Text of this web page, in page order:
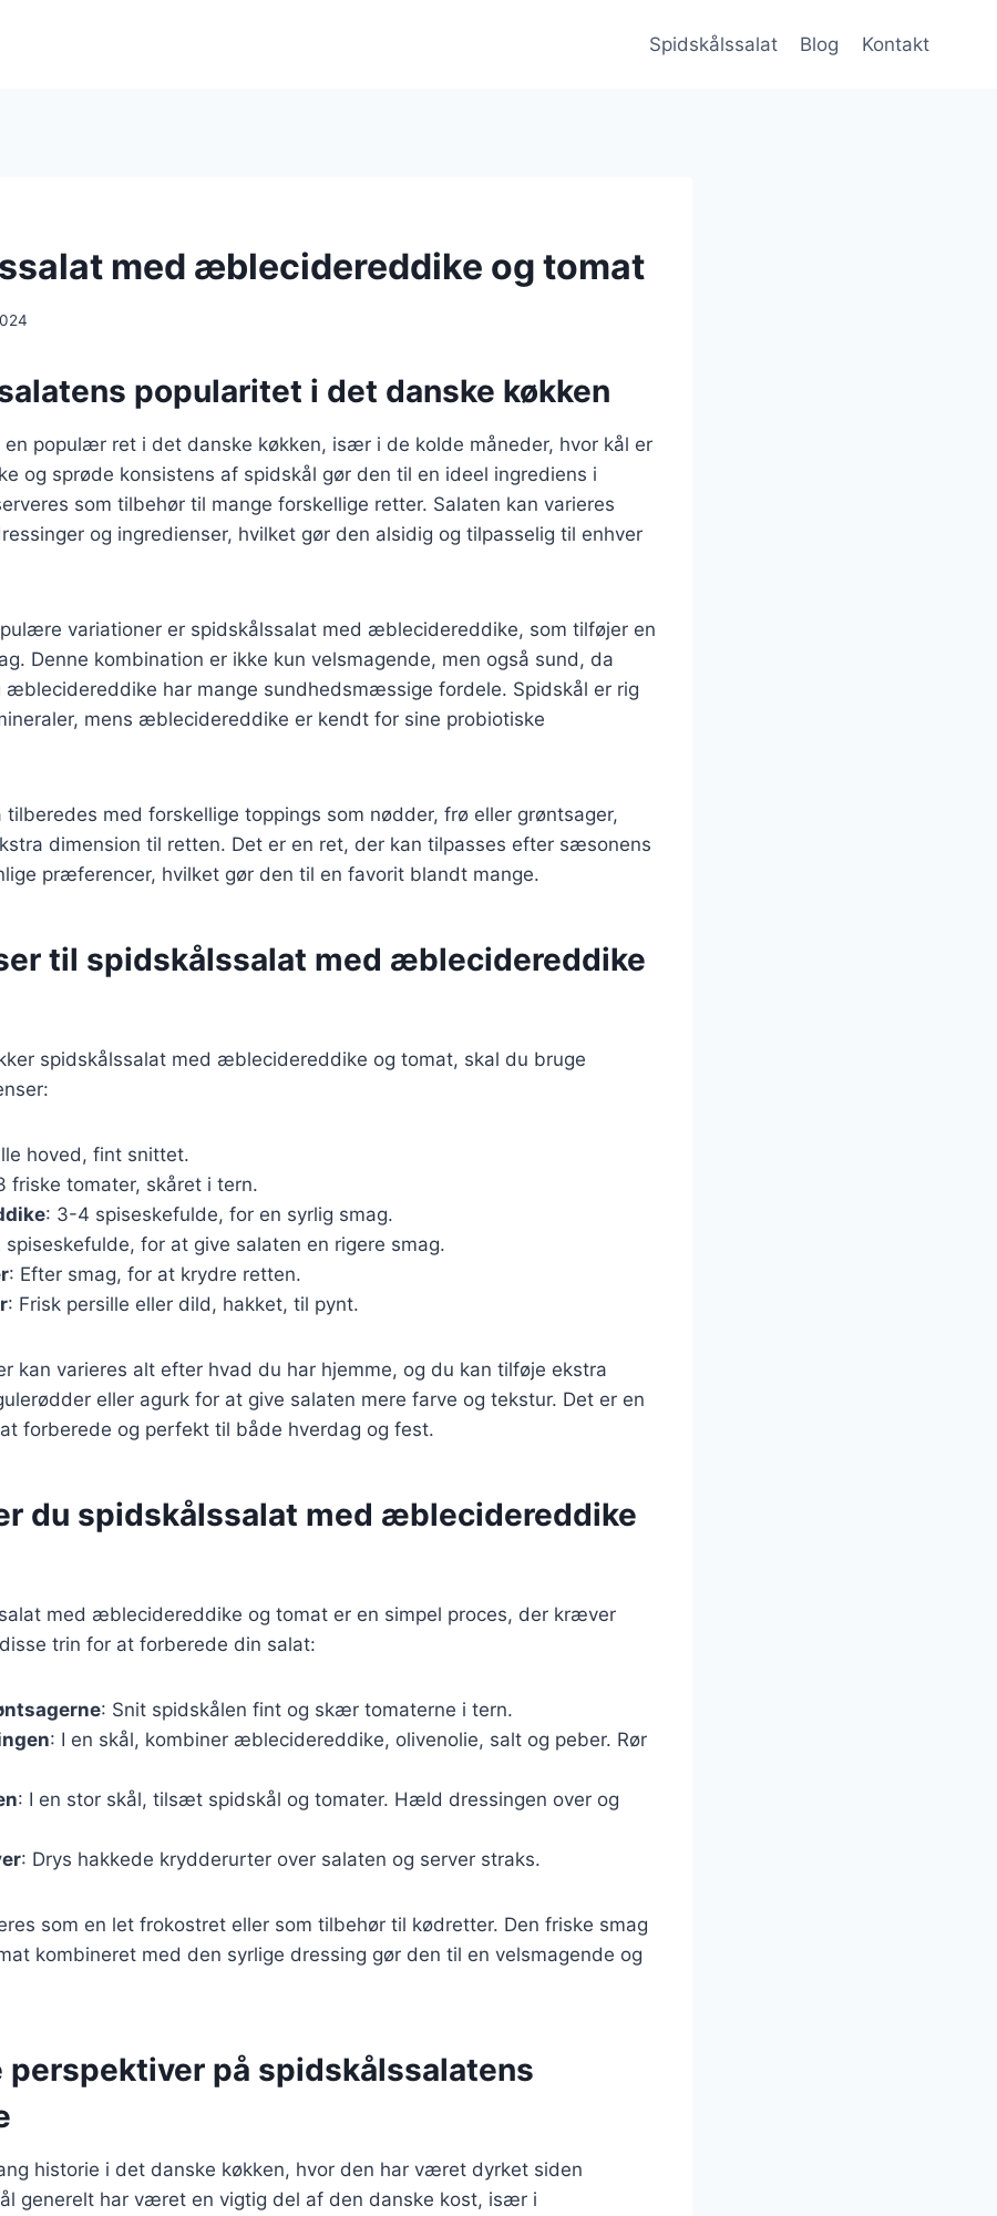
Spidskålssalat Blog Kontakt
med æblecidereddike og tomat
popularitet i det danske køkken
en populær ret i det danske køkken, især i de kolde måneder, hvor kål er
og sprøde konsistens af spidskål gør den til en ideel ingrediens i
som tilbehør til mange forskellige retter. Salaten kan varieres
og ingredienser, hvilket gør den alsidig og tilpasselig til enhver
variationer er spidskålssalat med æblecidereddike, som tilføjer en
Denne kombination er ikke kun velsmagende, men også sund, da
æblecidereddike har mange sundhedsmæssige fordele. Spidskål er rig
mens æblecidereddike er kendt for sine probiotiske
tilberedes med forskellige toppings som nødder, frø eller grøntsager,
dimension til retten. Det er en ret, der kan tilpasses efter sæsonens
præferencer, hvilket gør den til en favorit blandt mange.
til spidskålssalat med æblecidereddike
spidskålssalat med æblecidereddike og tomat, skal du bruge
hoved, fint snittet.
friske tomater, skåret i tern.
: 3-4 spiseskefulde, for en syrlig smag.
spiseskefulde, for at give salaten en rigere smag.
: Efter smag, for at krydre retten.
: Frisk persille eller dild, hakket, til pynt.
kan varieres alt efter hvad du har hjemme, og du kan tilføje ekstra
eller agurk for at give salaten mere farve og tekstur. Det er en
forberede og perfekt til både hverdag og fest.
du spidskålssalat med æblecidereddike
med æblecidereddike og tomat er en simpel proces, der kræver
trin for at forberede din salat:
: Snit spidskålen fint og skær tomaterne i tern.
: I en skål, kombiner æblecidereddike, olivenolie, salt og peber. Rør
: I en stor skål, tilsæt spidskål og tomater. Hæld dressingen over og
: Drys hakkede krydderurter over salaten og server straks.
som en let frokostret eller som tilbehør til kødretter. Den friske smag
kombineret med den syrlige dressing gør den til en velsmagende og
perspektiver på spidskålssalatens
historie i det danske køkken, hvor den har været dyrket siden
generelt har været en vigtig del af den danske kost, især i